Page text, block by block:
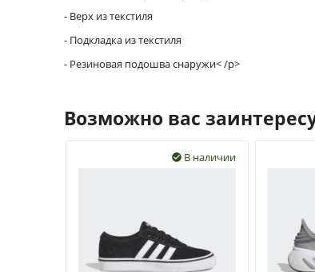
- Верх из текстиля
- Подкладка из текстиля
- Резиновая подошва снаружи< /p>
Возможно вас
В наличии
